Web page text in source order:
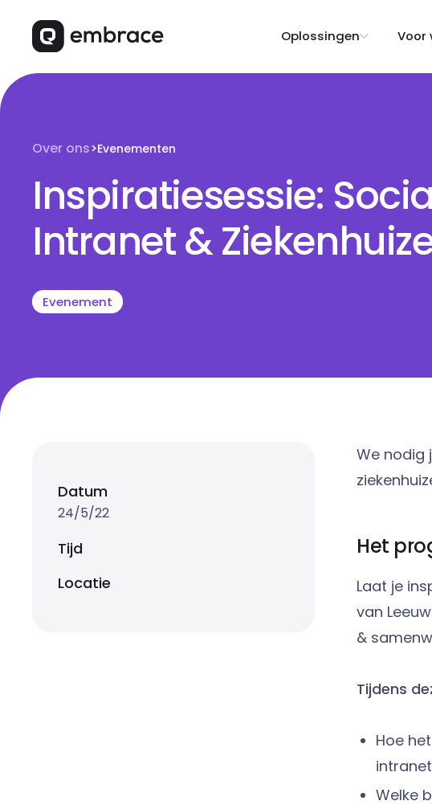
Oplossingen Voor
Over ons>Evenementen
Inspiratiesessie:
Intranet &
Evenement
Datum
24/5/22
Tijd
Locatie
We nodig
Het
Laat je
van
&
Tijdens
Hoe
Welke